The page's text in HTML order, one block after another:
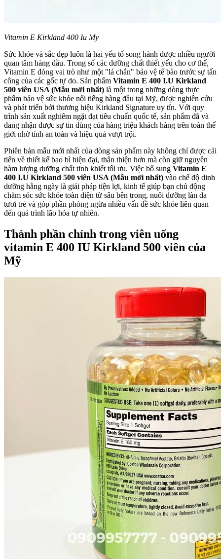
Vitamin E Kirkland 400 Iu My
Sức khỏe và sắc đẹp luôn là hai yếu tố song hành được nhiều người
quan tâm hàng đầu. Trong số các dưỡng chất thiết yếu cho cơ thể,
Vitamin E đóng vai trò như một "lá chắn" bảo vệ tế bào trước sự tấn
công của các gốc tự do. Sản phẩm Vitamin E 400 I.U Kirkland
500 viên USA (Mẫu mới nhất) là một trong những dòng thực
phẩm bảo vệ sức khỏe nổi tiếng hàng đầu tại Mỹ, được nghiên cứu
và phát triển bởi thương hiệu Kirkland Signature uy tín. Với quy
trình sản xuất nghiêm ngặt đạt tiêu chuẩn quốc tế, sản phẩm đã và
đang nhận được sự tin dùng của hàng triệu khách hàng trên toàn thế
giới nhờ tính an toàn và hiệu quả vượt trội.
Phiên bản mẫu mới nhất của dòng sản phẩm này không chỉ được cải
tiến về thiết kế bao bì hiện đại, thân thiện hơn mà còn giữ nguyên
hàm lượng dưỡng chất tinh khiết tối ưu. Việc bổ sung Vitamin E
400 I.U Kirkland 500 viên USA (Mẫu mới nhất) vào chế độ dinh
dưỡng hằng ngày là giải pháp tiện lợi, kinh tế giúp bạn chủ động
chăm sóc sức khỏe toàn diện từ sâu bên trong, nuôi dưỡng làn da
tươi trẻ và góp phần phòng ngừa nhiều vấn đề sức khỏe liên quan
đến quá trình lão hóa tự nhiên.
Thành phần chính trong viên uống
vitamin E 400 IU Kirkland 500 viên của
Mỹ